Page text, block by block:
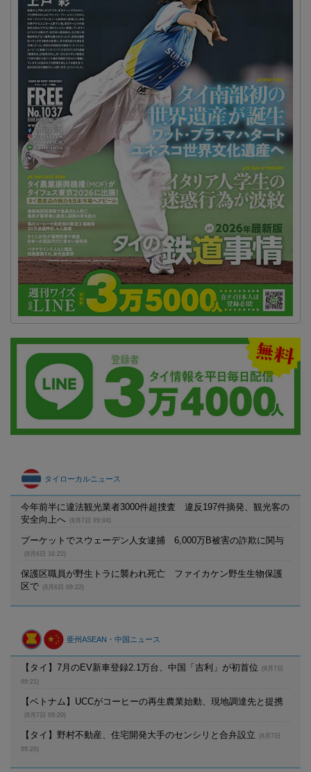
タイローカルニュース
今年前半に違法観光業者3000件超捜査 違反197件摘発、観光客の
安全向上へ
(8月7日 09:04)
プーケットでスウェーデン人女逮捕 6,000万B被害の詐欺に関与
(8月6日 16:22)
保護区職員が野生トラに襲われ死亡 ファイカケン野生生物保護
区で
(8月6日 09:22)
亜州ASEAN・中国ニュース
【タイ】7月のEV新車登録2.1万台、中国「吉利」が初首位
(8月7日
09:21)
【ベトナム】UCCがコーヒーの再生農業始動、現地調達先と提携
(8月7日 09:20)
【タイ】野村不動産、住宅開発大手のセンシリと合弁設立
(8月7日
09:20)